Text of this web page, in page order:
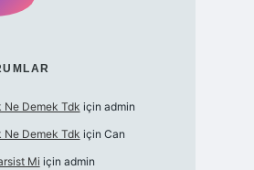
Ne Demek Tdk için admin
Ne Demek Tdk için Can
Mi için admin